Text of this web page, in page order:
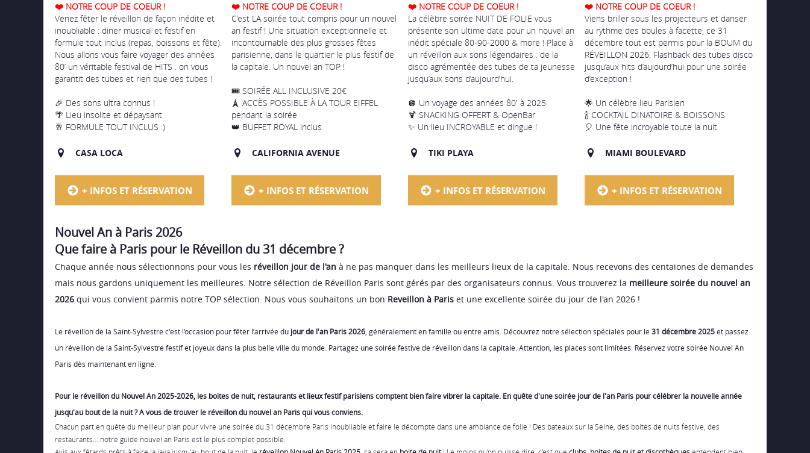
❤️ NOTRE COUP DE COEUR !
Venez fêter le réveillon de façon inédite et
inoubliable : diner musical et festif en
formule tout inclus (repas, boissons et fête).
Nous allons vous faire voyager des années
80’ un véritable festival de HITS : on vous
garantit des tubes et rien que des tubes !
🎉 Des sons ultra connus !
🌴 Lieu insolite et dépaysant
🥂 FORMULE TOUT INCLUS :)
CASA LOCA
+ INFOS ET RÉSERVATION
❤️ NOTRE COUP DE COEUR !
C’est LA soirée tout compris pour un nouvel
an festif ! Une situation exceptionnelle et
incontournable des plus grosses fêtes
parisienne, dans le quartier le plus festif de
la capitale. Un nouvel an TOP !
🎟️ SOIRÉE ALL INCLUSIVE 20€
🗼 ACCÈS POSSIBLE À LA TOUR EIFFEL
pendant la soirée
👑 BUFFET ROYAL inclus
CALIFORNIA AVENUE
+ INFOS ET RÉSERVATION
❤️ NOTRE COUP DE COEUR !
La célèbre soirée NUIT DE FOLIE vous
présente son ultime date pour un nouvel an
inédit spéciale 80-90-2000 & more ! Place à
un réveillon aux sons légendaires : de la
disco agrémentée des tubes de ta jeunesse
jusqu’aux sons d’aujourd’hui.
🪩 Un voyage des années 80' à 2025
🍹 SNACKING OFFERT & OpenBar
✨ Un lieu INCROYABLE et dingue !
TIKI PLAYA
+ INFOS ET RÉSERVATION
❤️ NOTRE COUP DE COEUR !
Viens briller sous les projecteurs et danser
au rythme des boules à facette, ce 31
décembre tout est permis pour la BOUM du
RÉVEILLON 2026. Flashback des tubes disco
jusqu’aux hits d’aujourd’hui pour une soirée
d’exception !
🌟 Un célèbre lieu Parisien
🍾 COCKTAIL DINATOIRE & BOISSONS
🎈 Une fête incroyable toute la nuit
MIAMI BOULEVARD
+ INFOS ET RÉSERVATION
Nouvel An à Paris 2026
Que faire à Paris pour le Réveillon du 31 décembre ?
Chaque année nous sélectionnons pour vous les réveillon jour de l'an à ne pas manquer dans les meilleurs lieux de la capitale. Nous recevons des centaiones de demandes
mais nous gardons uniquement les meilleures. Notre sélection de Réveillon Paris sont gérés par des organisateurs connus. Vous trouverez la meilleure soirée du nouvel an
2026 qui vous convient parmis notre TOP sélection. Nous vous souhaitons un bon Reveillon à Paris et une excellente soirée du jour de l'an 2026 !
Le réveillon de la Saint-Sylvestre c'est l’occasion pour fêter l’arrivée du jour de l'an Paris 2026 , généralement en famille ou entre amis. Découvrez notre sélection spéciales pour le 31 décembre 2025et passez
un réveillon de la Saint-Sylvestre festif et joyeux dans la plus belle ville du monde. Partagez une soirée festive de réveillon dans la capitale. Attention, les places sont limitées. Réservez votre soirée Nouvel An
Paris dès maintenant en ligne.
Pour le réveillon du Nouvel An2025-2026, les boites de nuit, restaurants et lieux festif parisiens comptent bien faire vibrer la capitale. En quête d'unesoirée jour de l'an Paris pour célébrer la nouvelle année
jusqu'au bout de la nuit ? A vous de trouver le réveillon du nouvel an Parisqui vous conviens.
Chacun part en quête du meilleur plan pour vivre une soirée du 31 décembre Paris inoubliable et faire le décompte dans une ambiance de folie ! Des bateaux sur la Seine , des boites de nuits festive, des
restaurants ... notre guide nouvel an Paris est le plus complet possible.